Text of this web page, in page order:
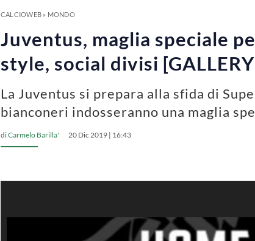
CALCIOWEB» MONDO
Juventus, maglia speciale
style, social divisi
La Juventus si prepara alla sfida di
bianconeri indosseranno una maglia
diCarmelo Barilla' 20 Dic 2019 | 16:43